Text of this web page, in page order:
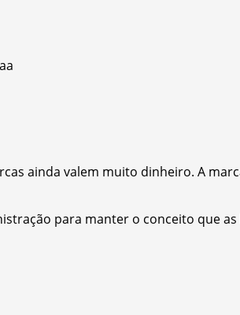
ainda valem muito dinheiro. A
para manter o conceito que